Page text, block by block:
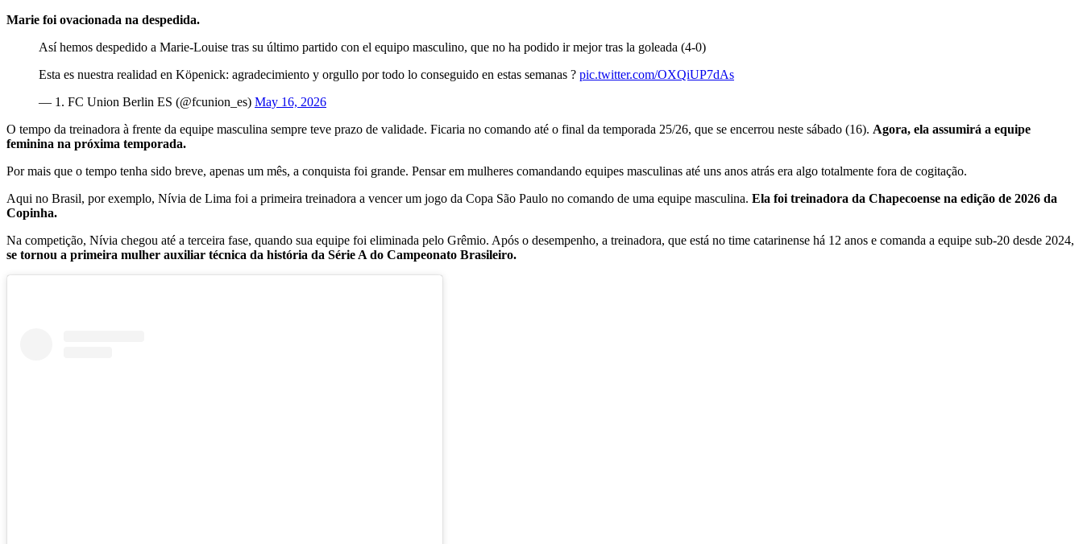
Marie foi ovacionada na despedida.
Así hemos despedido a Marie-Louise tras su último partido con el equipo masculino, que no ha podido ir mejor tras la goleada (4-0)
Esta es nuestra realidad en Köpenick: agradecimiento y orgullo por todo lo conseguido en estas semanas ? pic.twitter.com/OXQiUP7dAs
— 1. FC Union Berlin ES (@fcunion_es) May 16, 2026
O tempo da treinadora à frente da equipe masculina sempre teve prazo de validade. Ficaria no comando até o final da temporada 25/26, que se encerrou neste sábado (16). Agora, ela assumirá a equipe
feminina na próxima temporada.
Por mais que o tempo tenha sido breve, apenas um mês, a conquista foi grande. Pensar em mulheres comandando equipes masculinas até uns anos atrás era algo totalmente fora de cogitação.
Aqui no Brasil, por exemplo, Nívia de Lima foi a primeira treinadora a vencer um jogo da Copa São Paulo no comando de uma equipe masculina. Ela foi treinadora da Chapecoense na edição de 2026 da
Copinha.
Na competição, Nívia chegou até a terceira fase, quando sua equipe foi eliminada pelo Grêmio. Após o desempenho, a treinadora, que está no time catarinense há 12 anos e comanda a equipe sub-20 desde 2024,
se tornou a primeira mulher auxiliar técnica da história da Série A do Campeonato Brasileiro.